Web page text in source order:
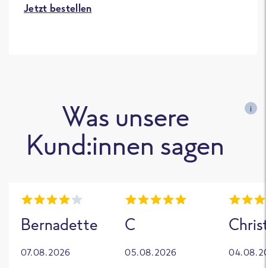
Jetzt bestellen
Was unsere
Kund:innen sagen
i
Bernadette
07.08.2026
C
05.08.2026